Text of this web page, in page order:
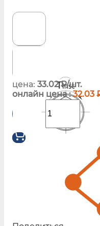
цена: 33.02 ₽/шт.
онлайн цена :32.03